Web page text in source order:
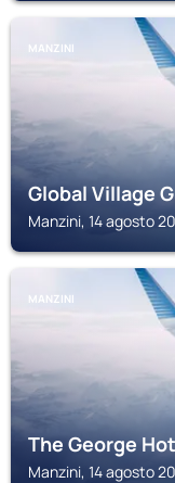
MANZINI
Global Village
Manzini, 14 agosto
MANZINI
The George
Manzini, 14 agosto